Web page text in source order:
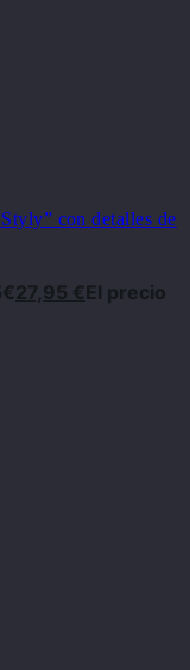
con detalles de
27,95 €El precio